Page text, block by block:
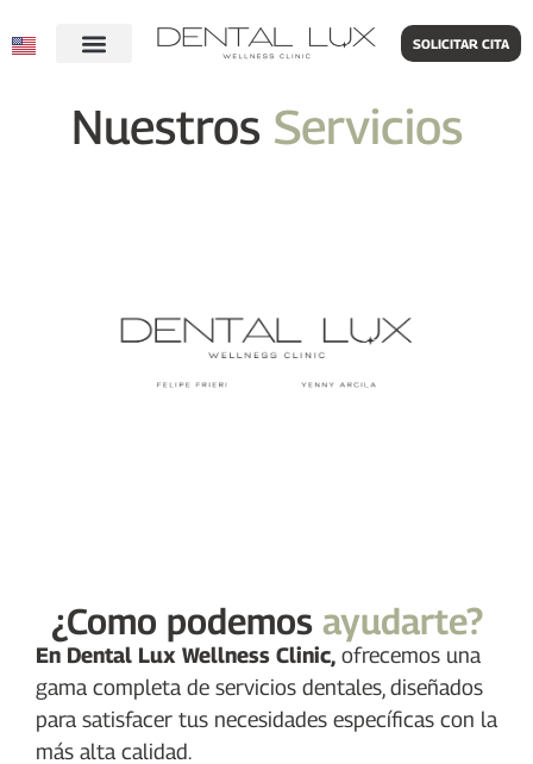
SOLICITAR CITA
Nuestros Servicios
¿Como podemos ayudarte?
En Dental Lux Wellness Clinic, ofrecemos una
gama completa de servicios dentales, diseñados
para satisfacer tus necesidades específicas con la
más alta calidad.